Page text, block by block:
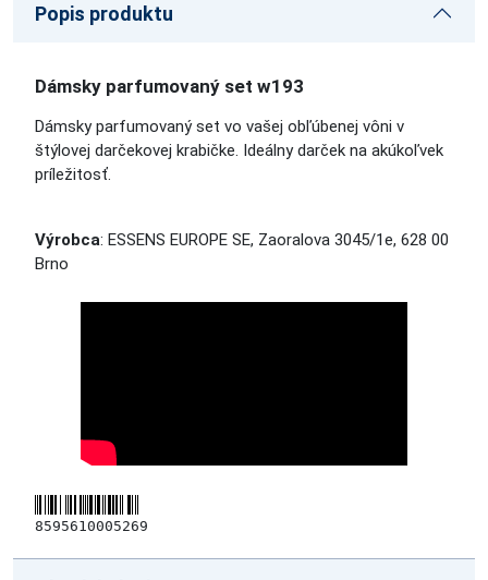
Popis produktu
Dámsky parfumovaný set w193
Dámsky parfumovaný set vo vašej obľúbenej vôni v
štýlovej darčekovej krabičke. Ideálny darček na akúkoľvek
príležitosť.
Výrobca: ESSENS EUROPE SE, Zaoralova 3045/1e, 628 00
Brno
8595610005269